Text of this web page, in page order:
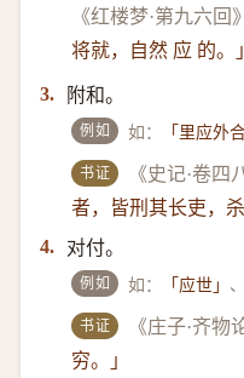
《红楼梦·第九六回》
将就，自然 应 的。」
3. 附和。
例如 如： 「里应外合
书证 《史记·卷四
者，皆刑其长吏，
4.
对付。
例如 如： 「应世」 、
书证 《庄子·齐物
穷。」